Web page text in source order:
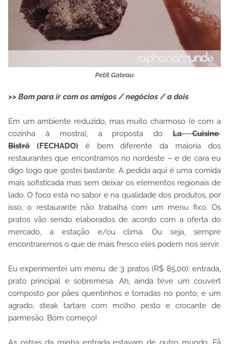
Petit Gateau
>> Bom para ir com os amigos / negócios / a dois
Em um ambiente reduzido, mas muito charmoso (e com a
cozinha à mostra), a proposta doLa Cuisine
Bistrô (FECHADO) é bem diferente da maioria dos
restaurantes que encontramos no nordeste – e de cara eu
digo logo que gostei bastante. A pedida aqui é uma comida
mais sofisticada mas sem deixar os elementos regionais de
lado. O foco está no sabor e na qualidade dos produtos, por
isso, o restaurante não trabalha com um menu fixo. Os
pratos vão sendo elaborados de acordo com a oferta do
mercado, a estação e/ou clima. Ou seja, sempre
encontraremos o que de mais fresco eles podem nos servir.
Eu experimentei um menu de 3 pratos (R$ 85,00): entrada,
prato principal e sobremesa. Ah, ainda teve um couvert
composto por pães quentinhos e torradas no ponto, e um
agrado, steak tartare com molho pesto e crocante de
parmesão. Bom começo!